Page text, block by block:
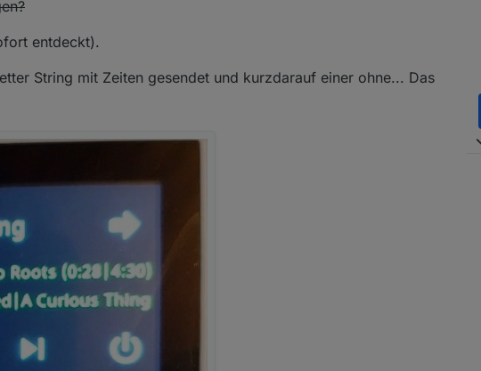
entdeckt).
String mit Zeiten gesendet und kurzdarauf einer ohne... Das